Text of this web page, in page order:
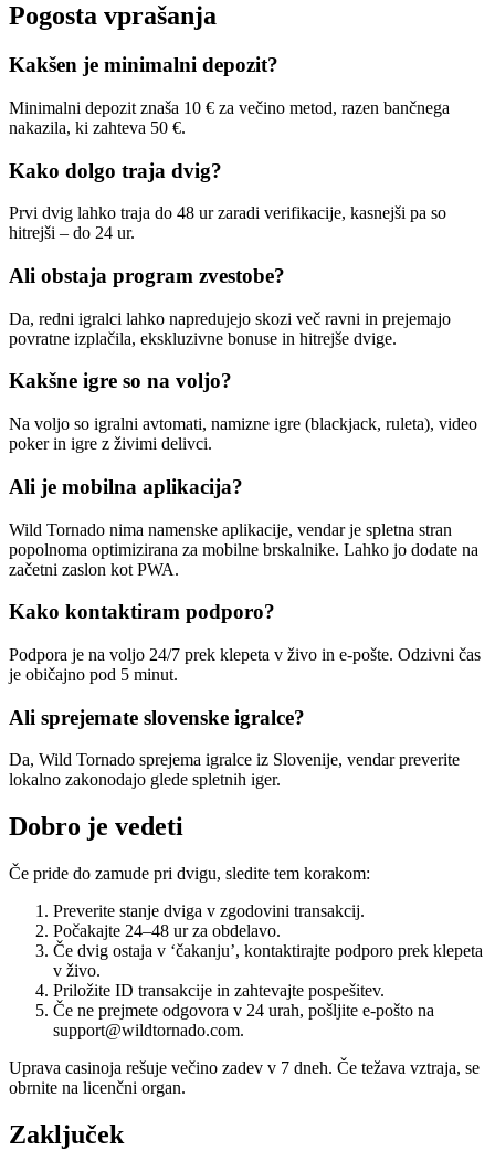
Pogosta vprašanja
Kakšen je minimalni depozit?
Minimalni depozit znaša 10 € za večino metod, razen bančnega
nakazila, ki zahteva 50 €.
Kako dolgo traja dvig?
Prvi dvig lahko traja do 48 ur zaradi verifikacije, kasnejši pa so
hitrejši – do 24 ur.
Ali obstaja program zvestobe?
Da, redni igralci lahko napredujejo skozi več ravni in prejemajo
povratne izplačila, ekskluzivne bonuse in hitrejše dvige.
Kakšne igre so na voljo?
Na voljo so igralni avtomati, namizne igre (blackjack, ruleta), video
poker in igre z živimi delivci.
Ali je mobilna aplikacija?
Wild Tornado nima namenske aplikacije, vendar je spletna stran
popolnoma optimizirana za mobilne brskalnike. Lahko jo dodate na
začetni zaslon kot PWA.
Kako kontaktiram podporo?
Podpora je na voljo 24/7 prek klepeta v živo in e-pošte. Odzivni čas
je običajno pod 5 minut.
Ali sprejemate slovenske igralce?
Da, Wild Tornado sprejema igralce iz Slovenije, vendar preverite
lokalno zakonodajo glede spletnih iger.
Dobro je vedeti
Če pride do zamude pri dvigu, sledite tem korakom:
Preverite stanje dviga v zgodovini transakcij.
Počakajte 24–48 ur za obdelavo.
Če dvig ostaja v ‘čakanju’, kontaktirajte podporo prek klepeta
v živo.
Priložite ID transakcije in zahtevajte pospešitev.
Če ne prejmete odgovora v 24 urah, pošljite e-pošto na
support@wildtornado.com.
Uprava casinoja rešuje večino zadev v 7 dneh. Če težava vztraja, se
obrnite na licenčni organ.
Zaključek